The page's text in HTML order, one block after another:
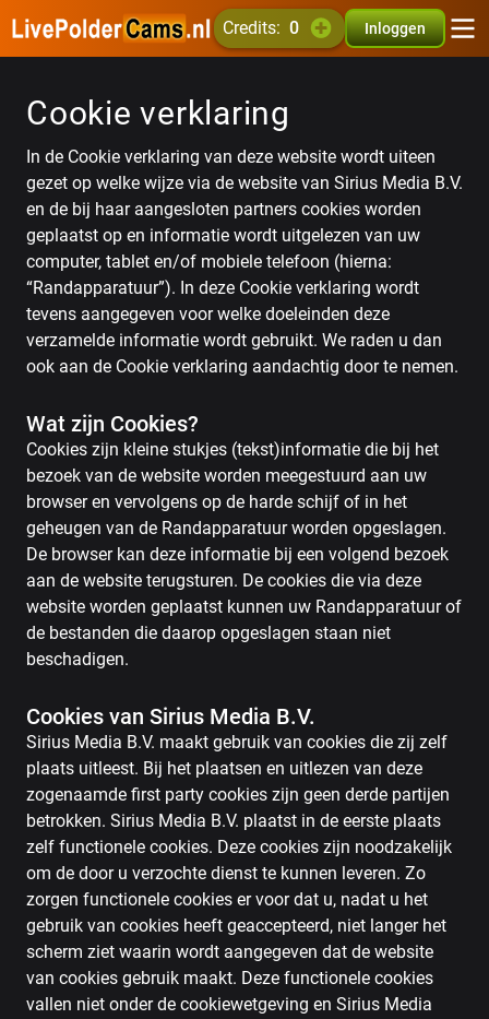
credits: 0 Inloggen
Cookie verklaring
In de Cookie verklaring van deze website wordt uiteen
gezet op welke wijze via de website van Sirius Media B.V.
en de bij haar aangesloten partners cookies worden
geplaatst op en informatie wordt uitgelezen van uw
computer, tablet en/of mobiele telefoon (hierna:
“Randapparatuur”). In deze Cookie verklaring wordt
tevens aangegeven voor welke doeleinden deze
verzamelde informatie wordt gebruikt. We raden u dan
ook aan de Cookie verklaring aandachtig door te nemen.
Wat zijn Cookies?
Cookies zijn kleine stukjes (tekst)informatie die bij het
bezoek van de website worden meegestuurd aan uw
browser en vervolgens op de harde schijf of in het
geheugen van de Randapparatuur worden opgeslagen.
De browser kan deze informatie bij een volgend bezoek
aan de website terugsturen. De cookies die via deze
website worden geplaatst kunnen uw Randapparatuur of
de bestanden die daarop opgeslagen staan niet
beschadigen.
Cookies van Sirius Media B.V.
Sirius Media B.V. maakt gebruik van cookies die zij zelf
plaats uitleest. Bij het plaatsen en uitlezen van deze
zogenaamde first party cookies zijn geen derde partijen
betrokken. Sirius Media B.V. plaatst in de eerste plaats
zelf functionele cookies. Deze cookies zijn noodzakelijk
om de door u verzochte dienst te kunnen leveren. Zo
zorgen functionele cookies er voor dat u, nadat u het
gebruik van cookies heeft geaccepteerd, niet langer het
scherm ziet waarin wordt aangegeven dat de website
van cookies gebruik maakt. Deze functionele cookies
vallen niet onder de cookiewetgeving en Sirius Media